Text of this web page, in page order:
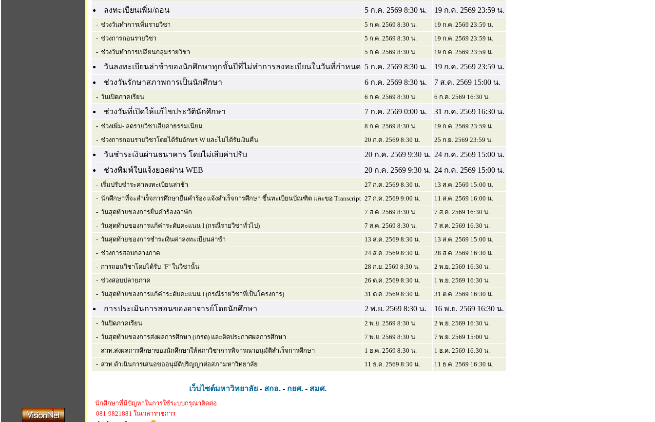
ลงทะเบียนเพิ่ม/ถอน 5 ก.ค. 2569 8:30 น. 19 ก.ค. 2569 23:59 น.
- ช่วงวันทำการเพิ่มรายวิชา 5 ก.ค. 2569 8:30 น.
19 ก.ค. 2569 23:59 น.
- ช่วงการถอนรายวิชา
5 ก.ค. 2569 8:30 น.
19 ก.ค. 2569 23:59 น.
- ช่วงวันทำการเปลี่ยนกลุ่มรายวิชา
5 ก.ค. 2569 8:30 น. 19 ก.ค. 2569 23:59 น.
วันลงทะเบียนล่าช้าของนักศึกษาทุกขั้นปีที่ไม่ทำการลงทะเบียนในวันที่กำหนด 5 ก.ค. 2569 8:30 น.
19 ก.ค. 2569 23:59 น.
ช่วงวันรักษาสภาพการเป็นนักศึกษา
6 ก.ค. 2569 8:30 น. 7 ส.ค. 2569 15:00 น.
- วันเปิดภาคเรียน 6 ก.ค. 2569 8:30 น. 6 ก.ค. 2569 16:30 น.
ช่วงวันที่เปิดให้แก้ไขประวัตินักศึกษา 7 ก.ค. 2569 0:00 น. 31 ก.ค. 2569 16:30 น.
- ช่วงเพิ่ม- ลดรายวิชาเสียค่าธรรมเนียม 8 ก.ค. 2569 8:30 น.
19 ก.ค. 2569 23:59 น.
- ช่วงการถอนรายวิชาโดยได้รับอักษร W และไม่ได้รับเงินคืน
20 ก.ค. 2569 8:30 น. 25 ก.ย. 2569 23:59 น.
วันชำระเงินผ่านธนาคาร โดยไม่เสียค่าปรับ 20 ก.ค. 2569 9:30 น. 24 ก.ค. 2569 15:00 น.
ช่วงพิมพ์ใบแจ้งยอดผ่าน WEB
20 ก.ค. 2569 9:30 น. 24 ก.ค. 2569 15:00 น.
- เริ่มปรับชำระค่าลงทะเบียนล่าช้า 27 ก.ค. 2569 8:30 น.
13 ส.ค. 2569 15:00 น.
- นักศึกษาที่จะสำเร็จการศึกษายื่นคำร้อง แจ้งสำเร็จการศึกษา ขึ้นทะเบียนบัณฑิต และขอ Transcript 27 ก.ค. 2569 9:00 น.
11 ส.ค. 2569 16:00 น.
- วันสุดท้ายของการยื่นคำร้องลาพัก
7 ส.ค. 2569 8:30 น.
7 ส.ค. 2569 16:30 น.
- วันสุดท้ายของการแก้ค่าระดับคะแนน I (กรณีรายวิชาทั่วไป)
7 ส.ค. 2569 8:30 น.
7 ส.ค. 2569 16:30 น.
- วันสุดท้ายของการชำระเงินค่าลงทะเบียนล่าช้า
13 ส.ค. 2569 8:30 น.
13 ส.ค. 2569 15:00 น.
- ช่วงการสอบกลางภาค
24 ส.ค. 2569 8:30 น.
28 ส.ค. 2569 16:30 น.
- การถอนวิชาโดยได้รับ "F" ในวิชานั้น
28 ก.ย. 2569 8:30 น.
2 พ.ย. 2569 16:30 น.
- ช่วงสอบปลายภาค
26 ต.ค. 2569 8:30 น.
1 พ.ย. 2569 16:30 น.
- วันสุดท้ายของการแก้ค่าระดับคะแนน I (กรณีรายวิชาที่เป็นโครงการ)
31 ต.ค. 2569 8:30 น. 31 ต.ค. 2569 16:30 น.
การประเมินการสอนของอาจารย์โดยนักศึกษา 2 พ.ย. 2569 8:30 น. 16 พ.ย. 2569 16:30 น.
- วันปิดภาคเรียน 2 พ.ย. 2569 8:30 น.
2 พ.ย. 2569 16:30 น.
- วันสุดท้ายของการส่งผลการศึกษา (เกรด) และติดประกาศผลการศึกษา
7 พ.ย. 2569 8:30 น.
7 พ.ย. 2569 15:00 น.
- สวท.ส่งผลการศึกษาของนักศึกษาให้สภาวิชาการพิจารณาอนุมัติสำเร็จการศึกษา
1 ธ.ค. 2569 8:30 น.
1 ธ.ค. 2569 16:30 น.
- สวท.ดำเนินการเสนอขออนุมัติปริญญาต่อสภามหาวิทยาลัย
11 ธ.ค. 2569 8:30 น. 11 ธ.ค. 2569 16:30 น.
เว็บไซต์มหาวิทยาลัย - สกอ. - กยศ. - สมศ.
นักศึกษาที่มีปัญหาในการใช้ระบบกรุณาติดต่อ
081-9821881 ในเวลาราชการ